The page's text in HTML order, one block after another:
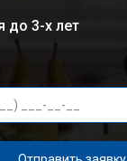
до 3-х лет